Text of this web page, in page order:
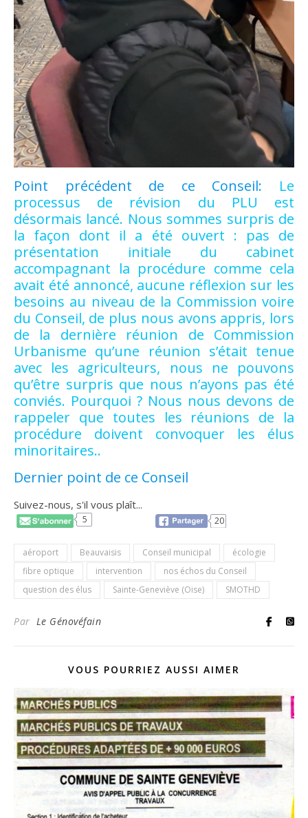
Point précédent de ce Conseil: Le
processus de révision du PLU est
désormais lancé. Nous sommes surpris de
la façon dont il a été ouvert : pas de
présentation initiale du cabinet
accompagnant la procédure comme cela
avait été annoncé, aucune réflexion sur les
besoins au niveau de la Commission voire
du Conseil, de plus nous avons appris, lors
de la dernière réunion de Commission
Urbanisme qu’une réunion s’était tenue
avec les agriculteurs, nous ne pouvons
qu’être surpris que nous n’ayons pas été
conviés. Pourquoi ? Nous nous devons de
rappeler que toutes les réunions de la
procédure doivent convoquer les élus
minoritaires..
Dernier point de ce Conseil
Suivez-nous, s'il vous plaît...
5 20
aéroport Beauvaisis Conseil municipal
écologie
fibre optique
intervention
nos échos du Conseil
question des élus
Sainte-Geneviève (Oise) SMOTHD
Par Le Génovéfain
VOUS POURRIEZ AUSSI AIMER